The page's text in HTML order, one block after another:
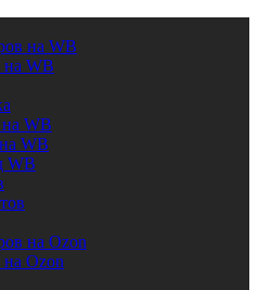
на WB
на WB
WB
WB
WB
на Ozon
на Ozon